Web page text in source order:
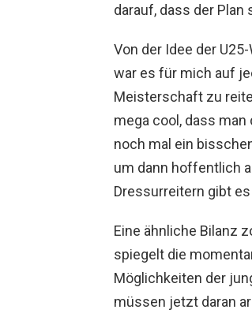
darauf, dass der Plan
Von der Idee der
war es für mich auf
Meisterschaft zu
mega cool, dass
noch mal ein
um dann hoffentlich
Dressurreitern gibt
Eine ähnliche Bilanz
spiegelt die
Möglichkeiten der
müssen jetzt daran